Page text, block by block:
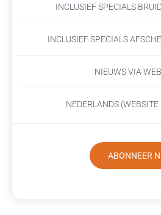
INCLUSIEF SPECIALS
INCLUSIEF SPECIALS
NIEUWS VIA
NEDERLANDS (WEBSITE
ABONNEER